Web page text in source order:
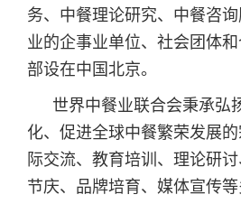
务、中餐理论研究、中餐咨
业的企事业单位、社会团体
部设在中国北京。
世界中餐业联合会秉承弘
化、促进全球中餐繁荣发展
际交流、教育培训、理论研
节庆、品牌培育、媒体宣传